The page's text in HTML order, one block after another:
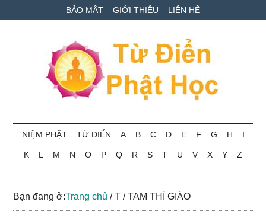
to
to
qua
BẢO MẬT GIỚI THIỆU LIÊN HỆ
Từ
điển
Phật
học
ngữ
NIỆM PHẬT TỪ ĐIỂN A B C D E F G H I
K L M N O P Q R S T U V X Y Z
Bạn đang ở:Trang chủ / T /TAM THÌ GIÁO